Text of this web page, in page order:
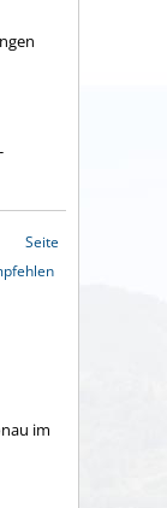
Seite
im